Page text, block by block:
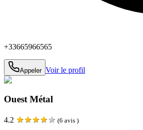
+33665966565
Appeler Voir le profil
Ouest Métal
4.2 ★★★★★ (6 avis )